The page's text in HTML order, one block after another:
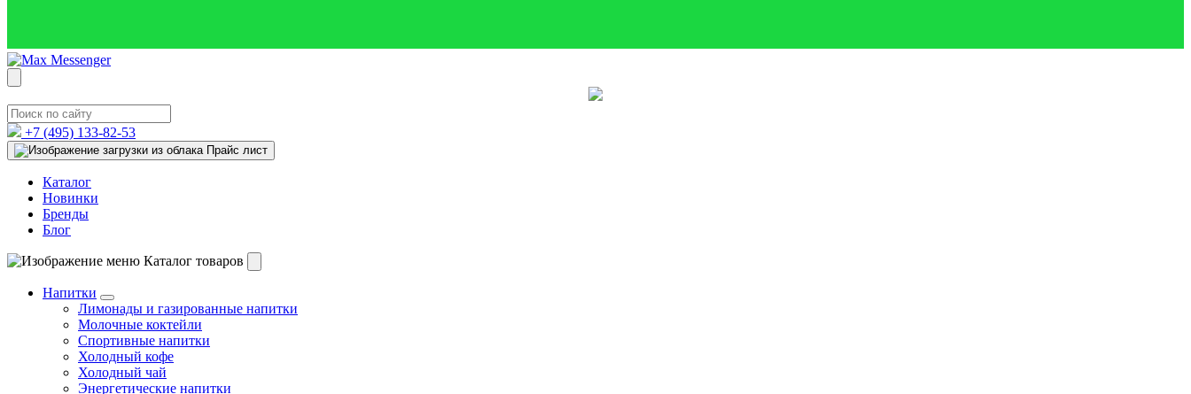
+7 (495) 133-82-53
Прайс лист
Каталог
Новинки
Бренды
Блог
Каталог товаров
Напитки
Лимонады и газированные напитки
Молочные коктейли
Спортивные напитки
Холодный кофе
Холодный чай
Энергетические напитки